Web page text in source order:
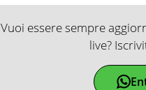
Vuoi essere sempre
live?